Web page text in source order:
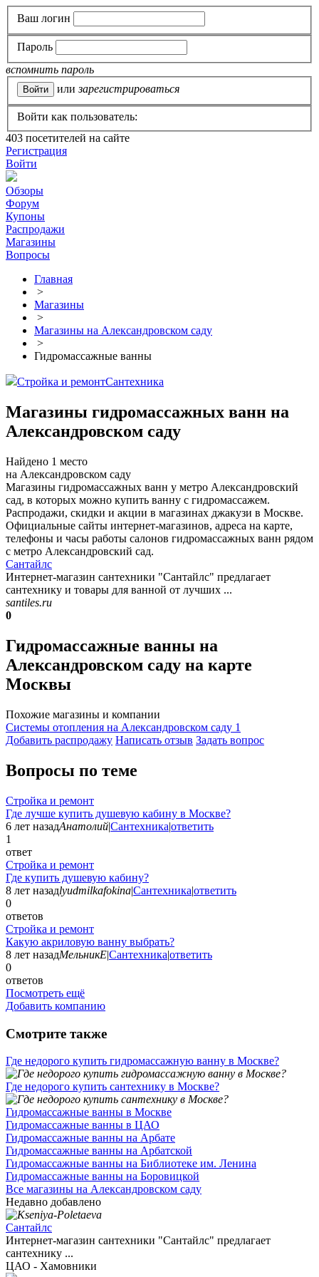
Ваш логин
Пароль
вспомнить пароль
или зарегистрироваться
Войти как пользователь:
403 посетителей на сайте
Регистрация
Войти
Обзоры
Форум
Купоны
Распродажи
Магазины
Вопросы
Главная
>
Магазины
>
Магазины на Александровском саду
>
Гидромассажные ванны
Стройка и ремонтСантехника
Магазины гидромассажных ванн на
Александровском саду
Найдено 1 место
на Александровском саду
Магазины гидромассажных ванн у метро Александровский
сад, в которых можно купить ванну с гидромассажем.
Распродажи, скидки и акции в магазинах джакузи в Москве.
Официальные сайты интернет-магазинов, адреса на карте,
телефоны и часы работы салонов гидромассажных ванн рядом
с метро Александровский сад.
Сантайлс
Интернет-магазин сантехники "Сантайлс" предлагает
сантехнику и товары для ванной от лучших ...
santiles.ru
0
Гидромассажные ванны на
Александровском саду на карте
Москвы
Похожие магазины и компании
Системы отопления на Александровском саду 1
Добавить раcпродажу Написать отзыв Задать вопрос
Вопросы по теме
Стройка и ремонт
Где лучше купить душевую кабину в Москве?
6 лет назадАнатолий|Сантехника|ответить
1
ответ
Стройка и ремонт
Где купить душевую кабину?
8 лет назадlyudmilkafokina|Сантехника|ответить
0
ответов
Стройка и ремонт
Какую акриловую ванну выбрать?
8 лет назадМельникЕ|Сантехника|ответить
0
ответов
Посмотреть ещё
Добавить компанию
Смотрите также
Где недорого купить гидромассажную ванну в Москве?
Где недорого купить сантехнику в Москве?
Гидромассажные ванны в Москве
Гидромассажные ванны в ЦАО
Гидромассажные ванны на Арбате
Гидромассажные ванны на Арбатской
Гидромассажные ванны на Библиотеке им. Ленина
Гидромассажные ванны на Боровицкой
Все магазины на Александровском саду
Недавно добавлено
Сантайлс
Интернет-магазин сантехники "Сантайлс" предлагает
сантехнику ...
ЦАО - Хамовники